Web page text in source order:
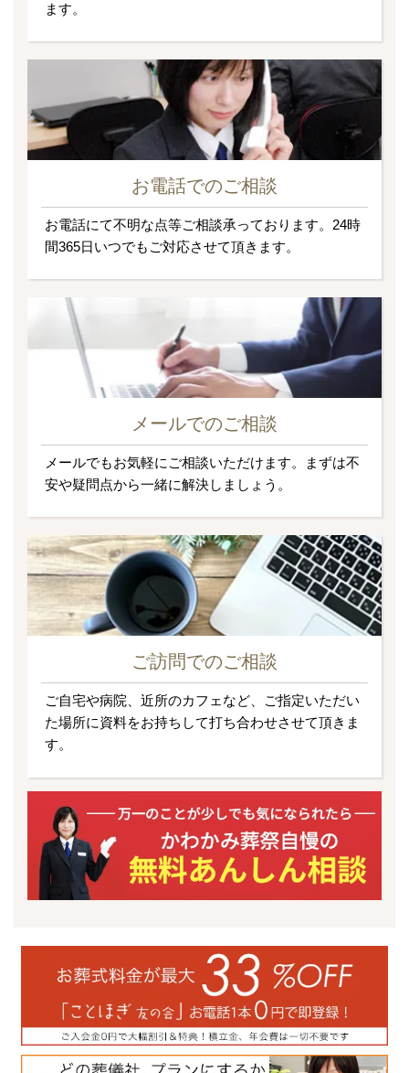
ます。
お電話でのご相談
お電話にて不明な点等ご相談承っております。24時
間365日いつでもご対応させて頂きます。
メールでのご相談
メールでもお気軽にご相談いただけます。まずは不
安や疑問点から一緒に解決しましょう。
ご訪問でのご相談
ご自宅や病院、近所のカフェなど、ご指定いただい
た場所に資料をお持ちして打ち合わせさせて頂きま
す。